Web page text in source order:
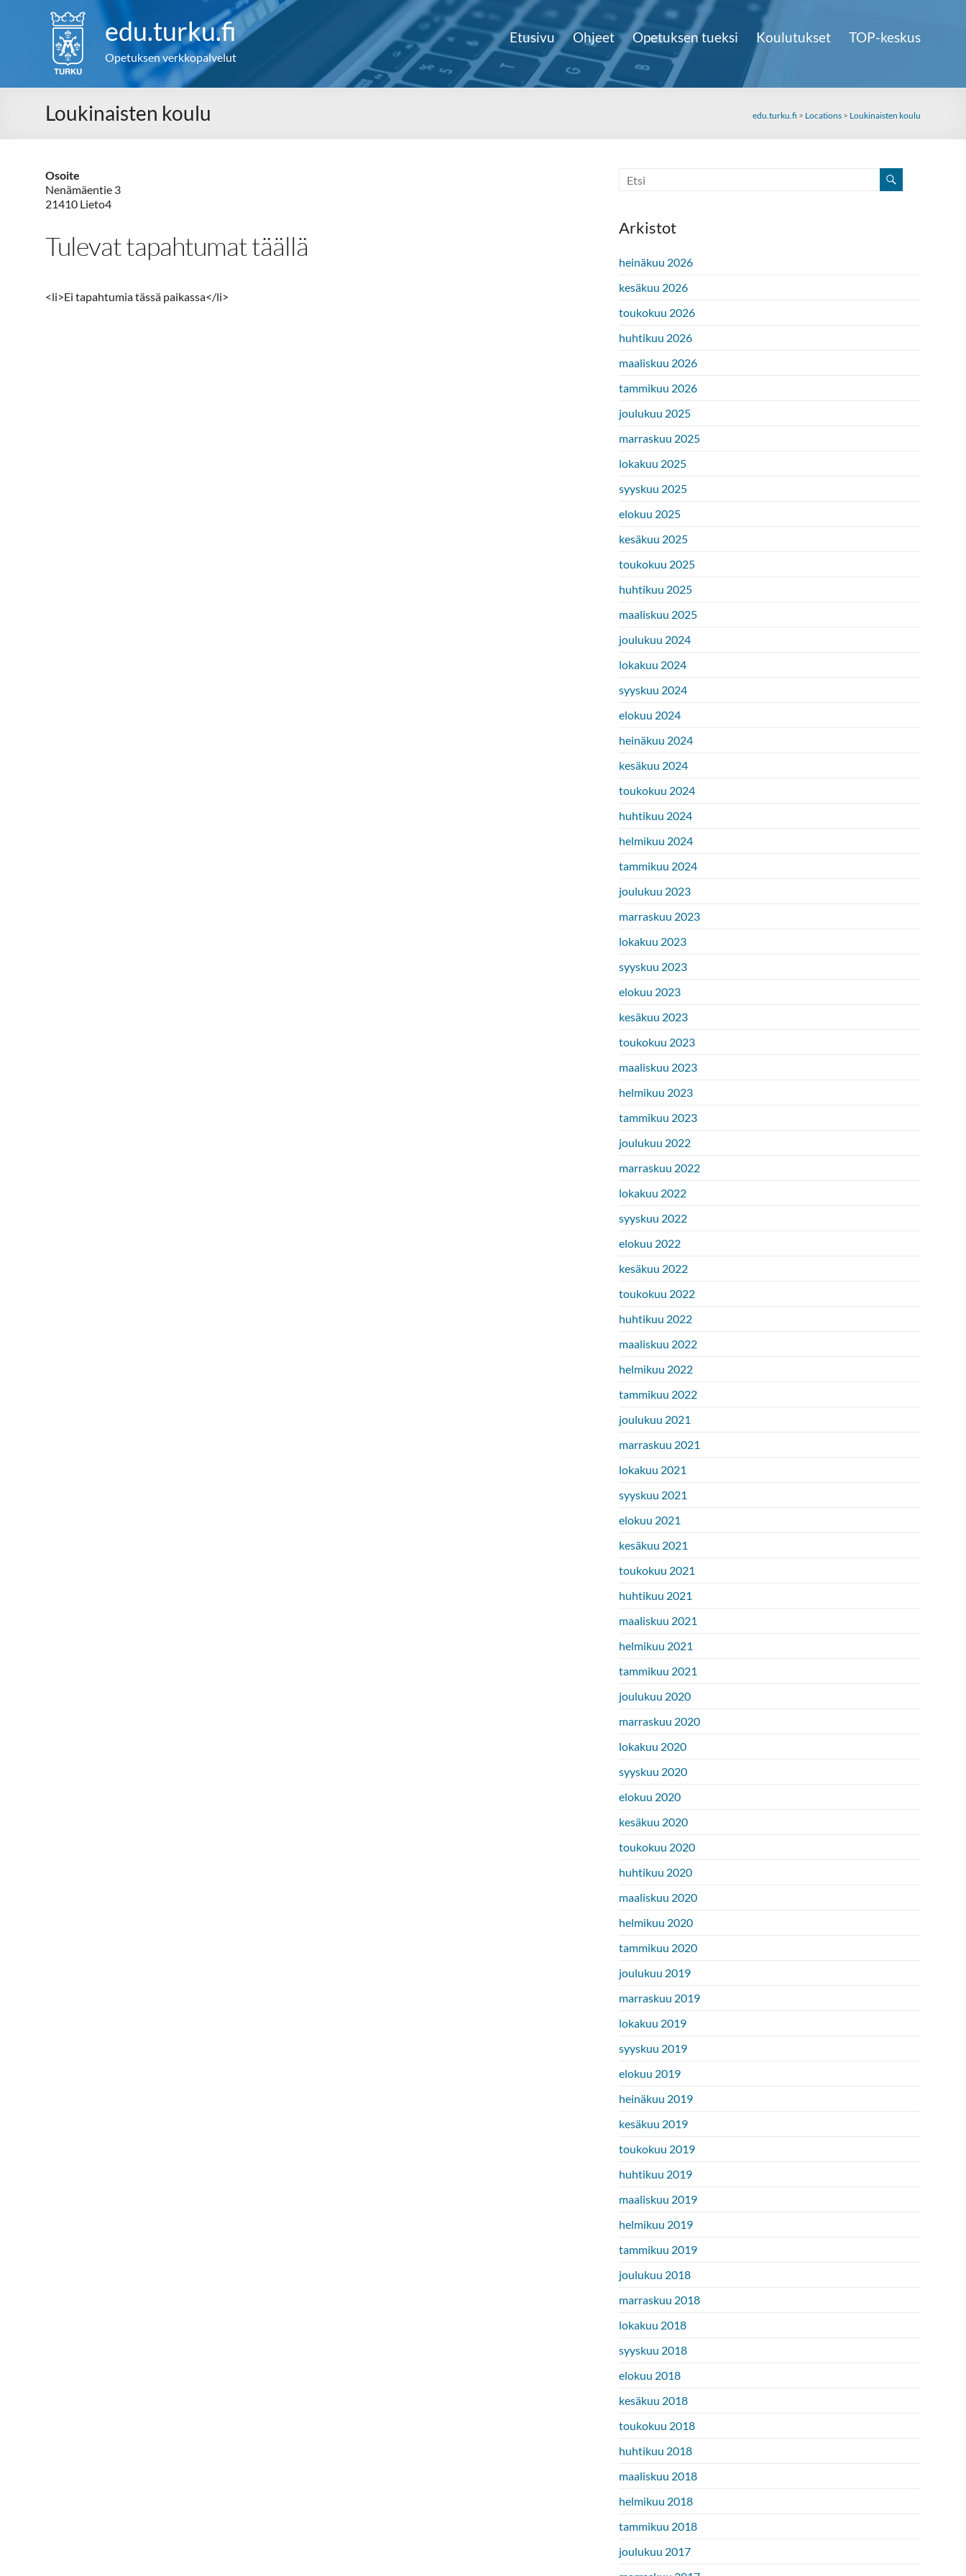
edu.turku.fi
Opetuksen verkkopalvelut
Etusivu Ohjeet Opetuksen tueksi Koulutukset TOP-keskus
Loukinaisten koulu edu.turku.fi > Locations > Loukinaisten koulu
Osoite
Nenämäentie 3
21410 Lieto4
Tulevat tapahtumat täällä
<li>Ei tapahtumia tässä paikassa</li>
Arkistot
heinäkuu 2026
kesäkuu 2026
toukokuu 2026
huhtikuu 2026
maaliskuu 2026
tammikuu 2026
joulukuu 2025
marraskuu 2025
lokakuu 2025
syyskuu 2025
elokuu 2025
kesäkuu 2025
toukokuu 2025
huhtikuu 2025
maaliskuu 2025
joulukuu 2024
lokakuu 2024
syyskuu 2024
elokuu 2024
heinäkuu 2024
kesäkuu 2024
toukokuu 2024
huhtikuu 2024
helmikuu 2024
tammikuu 2024
joulukuu 2023
marraskuu 2023
lokakuu 2023
syyskuu 2023
elokuu 2023
kesäkuu 2023
toukokuu 2023
maaliskuu 2023
helmikuu 2023
tammikuu 2023
joulukuu 2022
marraskuu 2022
lokakuu 2022
syyskuu 2022
elokuu 2022
kesäkuu 2022
toukokuu 2022
huhtikuu 2022
maaliskuu 2022
helmikuu 2022
tammikuu 2022
joulukuu 2021
marraskuu 2021
lokakuu 2021
syyskuu 2021
elokuu 2021
kesäkuu 2021
toukokuu 2021
huhtikuu 2021
maaliskuu 2021
helmikuu 2021
tammikuu 2021
joulukuu 2020
marraskuu 2020
lokakuu 2020
syyskuu 2020
elokuu 2020
kesäkuu 2020
toukokuu 2020
huhtikuu 2020
maaliskuu 2020
helmikuu 2020
tammikuu 2020
joulukuu 2019
marraskuu 2019
lokakuu 2019
syyskuu 2019
elokuu 2019
heinäkuu 2019
kesäkuu 2019
toukokuu 2019
huhtikuu 2019
maaliskuu 2019
helmikuu 2019
tammikuu 2019
joulukuu 2018
marraskuu 2018
lokakuu 2018
syyskuu 2018
elokuu 2018
kesäkuu 2018
toukokuu 2018
huhtikuu 2018
maaliskuu 2018
helmikuu 2018
tammikuu 2018
joulukuu 2017